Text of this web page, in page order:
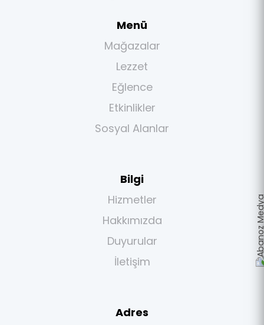
Menü
Mağazalar
Lezzet
Eğlence
Etkinlikler
Sosyal Alanlar
Bilgi
Hizmetler
Hakkımızda
Duyurular
İletişim
Adres